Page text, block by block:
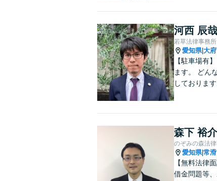
河西 辰哉
若草法律事務所
愛知県|大
【駐車場有
ます。 どん
しております
森下 裕
のぞみの森法
愛知県|常
【無料法律
借金問題等